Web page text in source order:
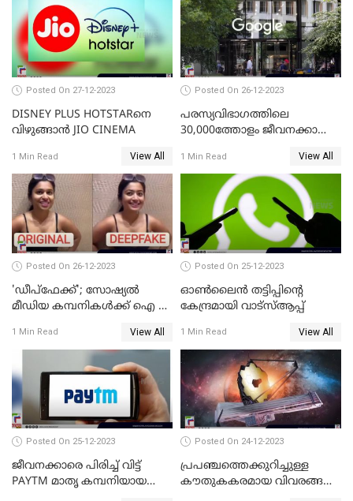
Posted On 27-12-2023
DISNEY PLUS HOTSTARനെ
വിഴുങ്ങാന്‍ JIO CINEMA
1 Min Read View All
Posted On 26-12-2023
പരസ്യവിഭാഗത്തിലെ
30,000ത്തോളം ജീവനക്കാരെ
ഗൂഗിള്‍
1 Min Read View All
Posted On 26-12-2023
'ഡീപ്‌ഫേക്ക്'; സോഷ്യല്‍
മീഡിയ കമ്പനികള്‍ക്ക് ഐ ടി
നിര്‍ദ്ദേശം
1 Min Read View All
Posted On 25-12-2023
ഓണ്‍ലൈന്‍ തട്ടിപ്പിന്റെ
കേന്ദ്രമായി വാട്സ്ആപ്പ്
1 Min Read View All
Posted On 25-12-2023
ജീവനക്കാരെ പിരിച്ച് വിട്ട്
PAYTM മാതൃ കമ്പനിയായ
Posted On 24-12-2023
പ്രപഞ്ചത്തെക്കുറിച്ചുള്ള
കൗതുകകരമായ വിവരങ്ങള്‍